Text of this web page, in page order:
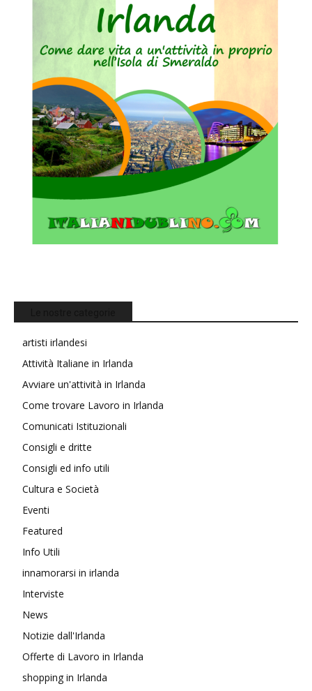
artisti irlandesi
Attività Italiane in Irlanda
Avviare un'attività in Irlanda
Come trovare Lavoro in Irlanda
Comunicati Istituzionali
Consigli e dritte
Consigli ed info utili
Cultura e Società
Eventi
Featured
Info Utili
innamorarsi in irlanda
Interviste
News
Notizie dall'Irlanda
Offerte di Lavoro in Irlanda
shopping in Irlanda